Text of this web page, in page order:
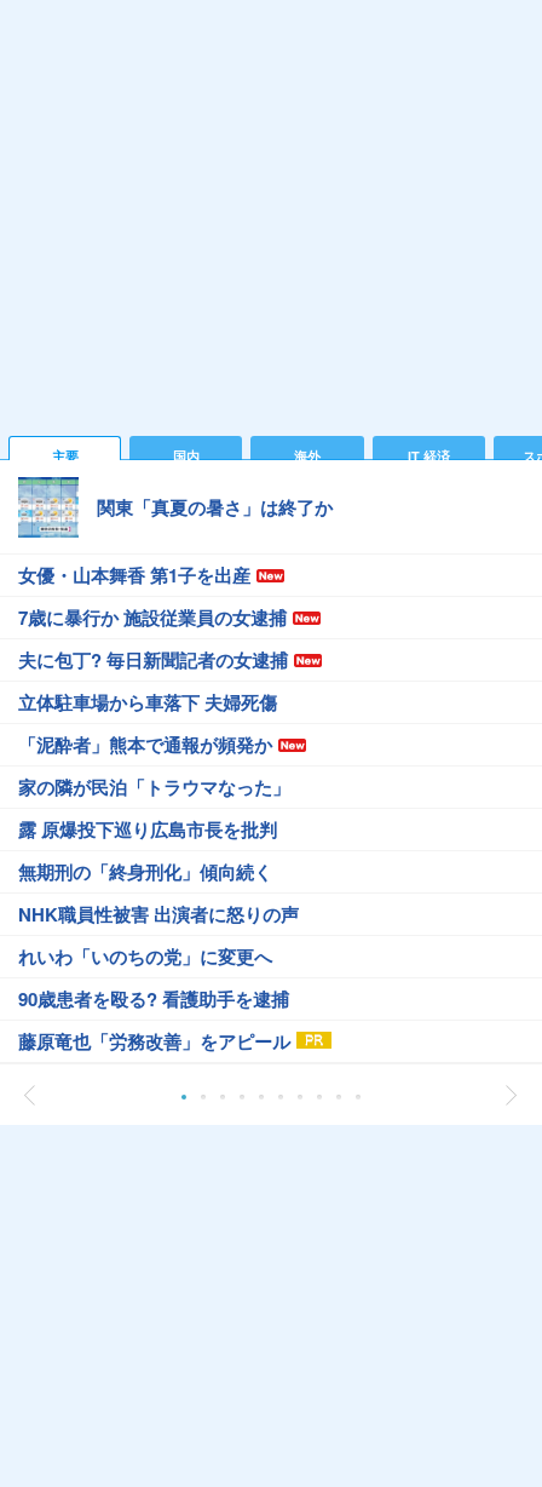
主要 国内 海外 IT 経済 ス
関東「真夏の暑さ」は終了か
女優・山本舞香 第1子を出産
7歳に暴行か 施設従業員の女逮捕
夫に包丁? 毎日新聞記者の女逮捕
立体駐車場から車落下 夫婦死傷
「泥酔者」熊本で通報が頻発か
家の隣が民泊「トラウマなった」
露 原爆投下巡り広島市長を批判
無期刑の「終身刑化」傾向続く
NHK職員性被害 出演者に怒りの声
れいわ「いのちの党」に変更へ
90歳患者を殴る? 看護助手を逮捕
藤原竜也「労務改善」をアピール